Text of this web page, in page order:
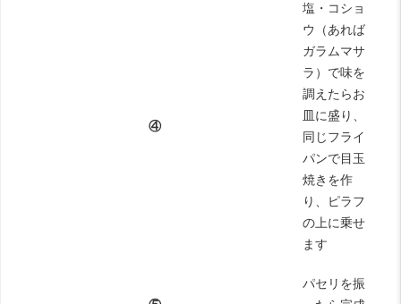
④
塩・コショ
ウ（あれば
ガラムマサ
ラ）で味を
調えたらお
皿に盛り、
同じフライ
パンで目玉
焼きを作
り、ピラフ
の上に乗せ
ます
パセリを振